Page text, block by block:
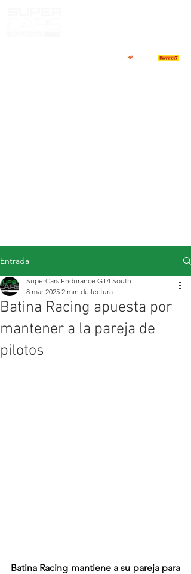
Entrada
Batina Racing apuesta por
mantener a la pareja de
pilotos
SuperCars Endurance GT4 South
8 mar 2025 2 min de lectura
Batina Racing mantiene a su pareja para